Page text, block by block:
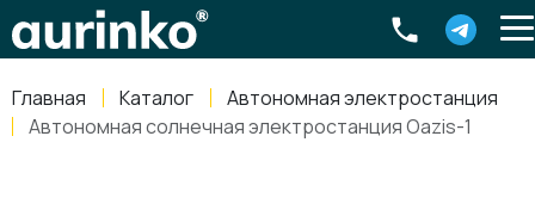
Главная Каталог
Автономная электростанция
Автономная солнечная электростанция Oazis-1
Россия, Свердловская область Екатеринбург ,
8-800-770-79-40